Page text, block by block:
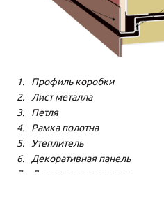
Профиль коробки
Лист металла
Петля
Рамка полотна
Утеплитель
Декоративная панель
Лонжерон жесткости